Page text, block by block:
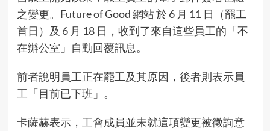
之變更。Future of Good 網站 於 6 月 11 日（罷工
首日）及 6 月 18 日，收到了來自這些員工的「不
在辦公室」自動回覆訊息。
前者說明員工正在罷工及其原因，後者則表示員
工「目前已下班」。
卡薩赫表示，工會成員並未就這項變更被徵詢意